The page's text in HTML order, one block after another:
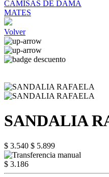
CAMISAS DE DAMA
MATES
Volver
SANDALIA
$ 3.540 $ 5.899
$ 3.186